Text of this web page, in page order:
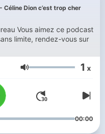
Céline Dion c’est trop cher
limite, rendez-vous sur
Volume 1 x
00:00